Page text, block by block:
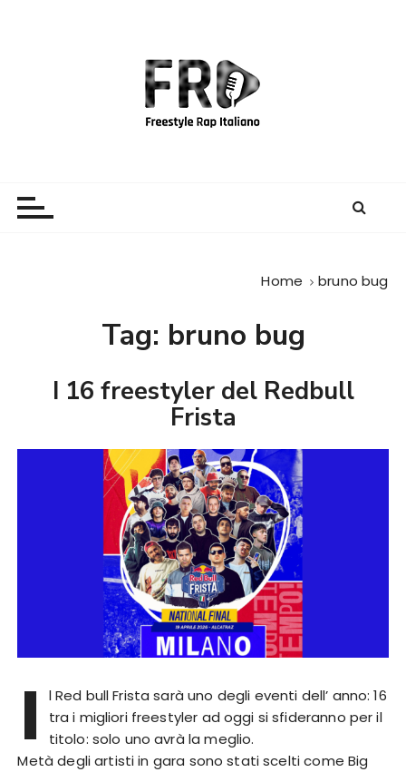
Home bruno bug
Tag: bruno bug
I 16 freestyler del Redbull
Frista
I
l Red bull Frista sarà uno degli eventi dell’ anno: 16
tra i migliori freestyler ad oggi si sfideranno per il
titolo: solo uno avrà la meglio.
Metà degli artisti in gara sono stati scelti come Big